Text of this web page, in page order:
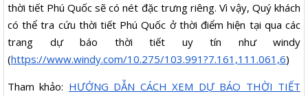
thời tiết Phú Quốc sẽ có nét đặc trưng riêng. Vì vậy, Quý khách
có thể tra cứu thời tiết Phú Quốc ở thời điểm hiện tại qua các
trang dự báo thời tiết uy tín như windy
(https://www.windy.com/10.275/103.991?7.161,111.061,6)
Tham khảo: HƯỚNG DẪN CÁCH XEM DỰ BÁO THỜI TIẾT